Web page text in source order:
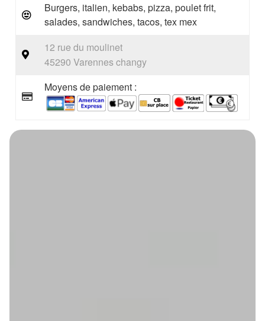
Burgers, italien, kebabs, pizza, poulet frit,
salades, sandwiches, tacos, tex mex
12 rue du moulinet
45290 Varennes changy
Moyens de paiement :